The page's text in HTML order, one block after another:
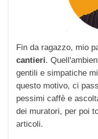
Fin da ragazzo, mio
cantieri.
gentili e simpatiche
questo motivo, ci
pessimi caffè e
dei muratori, per poi
articoli.